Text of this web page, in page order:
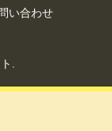
い合わせ
.